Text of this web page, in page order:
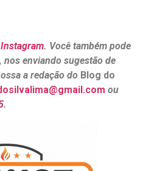
Instagram. Você também pode
enviando sugestão de
a redação do Blog do
ou
.